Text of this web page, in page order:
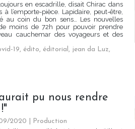
en escadrille, disait Chirac dans
l’emporte-pièce. Lapidaire, peut-être,
au coin du bon sens… Les nouvelles
moins de 72h pour pouvoir prendre
cauchemar des voyageurs et des
19, édito, éditorial, jean da Luz,
pu nous rendre
2020
Production